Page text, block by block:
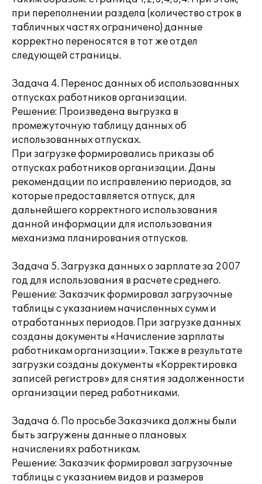
при переполнении раздела (количество строк в
табличных частях ограничено) данные
корректно переносятся в тот же отдел
следующей страницы.
Задача 4. Перенос данных об использованных
отпусках работников организации.
Решение: Произведена выгрузка в
промежуточную таблицу данных об
использованных отпусках.
При загрузке формировались приказы об
отпусках работников организации. Даны
рекомендации по исправлению периодов, за
которые предоставляется отпуск, для
дальнейшего корректного использования
данной информации для использования
механизма планирования отпусков.
Задача 5. Загрузка данных о зарплате за 2007
год для использования в расчете среднего.
Решение: Заказчик формировал загрузочные
таблицы с указанием начисленных сумм и
отработанных периодов. При загрузке данных
созданы документы «Начисление зарплаты
работникам организации». Также в результате
загрузки созданы документы «Корректировка
записей регистров» для снятия задолженности
организации перед работниками.
Задача 6. По просьбе Заказчика должны были
быть загружены данные о плановых
начислениях работникам.
Решение: Заказчик формировал загрузочные
таблицы с указанием видов и размеров